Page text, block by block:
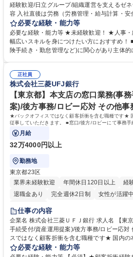
経験歓迎/日立グループ/組織運営を支えるゼネラリ
容 入社直後は労務（労務管理・給与計算・
任せいたします。将来は総務・採用・教育業
営を支えるゼネラリストをめざせます。 ・初期業務：労働時間管理、給与
計算、社会保険対応、福利厚生管理、安全衛
します。ご経験に応じて、休職者管理など、
幅広く経験を積みたい意欲がある方に最適な環境です。
務・人事】未経験歓迎/日立グループ/組織運営
指す
必要な経験・能力等
必要な経験・能力等 ★未経験歓迎！ ★人事・
幅広いスキルを身につけたい方におすすめ！ ■労務管理(給与計算・社会保
険手続き・勤怠管理など)に関心があり主体
のご経験 ■労務管理（給与計算・社会保険手
■衛生管理者の資格をお持ちの方 学歴・資格 学歴：大学院 大学 高専 短大
専修学校 高校 語学力： 資格：
正社員
株式会社三菱UFJ銀行
【東京都】本支店の窓口業務(事
案)/後方事務/ロビー応対 その他事
★バックオフィスではなく顧客折衝を含む職種です★
従事していただきます。 ■窓口/後方/ロビーにて事務手
客様対応
月給
32万4000円以上
勤務地
東京都23区
業界未経験歓迎
年間休日120日以上 経
退職金あり
完全週休2日制 女性が活躍中
土日祝休み
仕事の内容
企業名 株式会社三菱ＵＦＪ銀行 求人名 【東京都】本支店の窓口業務(事務
手続受付/資産運用提案)/後方事務/ロビー応対 仕事の内容 ★バックオフィ
スではなく顧客折衝を含む職種です★ 国内の
事していただきます。 ■窓口/後方/ロビーにて
ーション、お客様対応 ■窓口にて、ご来店された個人のお客様に対して金
必要な経験・能力等